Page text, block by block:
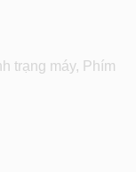
trạng máy, Phím